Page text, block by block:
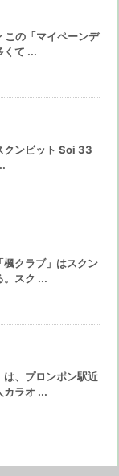
この「マイペーンデ
くて ...
クンビット Soi 33
楓クラブ」はスクン
。スク ...
は、プロンポン駅近
カラオ ...